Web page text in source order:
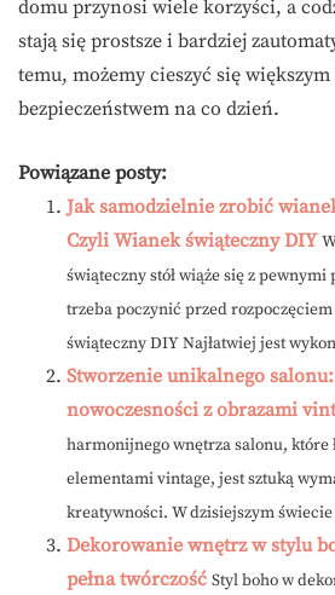
domu przynosi wiele korzyści, a
stają się prostsze i bardziej
temu, możemy cieszyć się
bezpieczeństwem na co dzień.
Powiązane posty:
Jak samodzielnie zrobić
Czyli Wianek świąteczny DIY
świąteczny stół wiąże się z
trzeba poczynić przed
świąteczny DIY Najłatwiej jest
Stworzenie unikalnego salonu:
nowoczesności z obrazami
harmonijnego wnętrza salonu, które
elementami vintage, jest sztuką
kreatywności. W dzisiejszym
Dekorowanie wnętrz w stylu
pełna twórczość Styl boho w